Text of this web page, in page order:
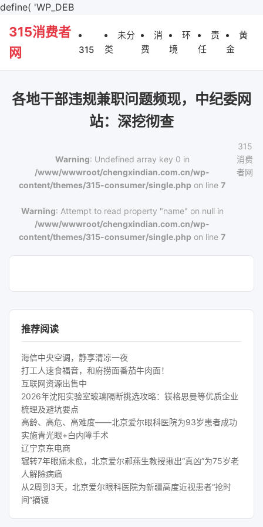
define( 'WP_DEB
315消费者
网
315
未分
类
消
费
环
境
责
任
黄
金
各地干部违规兼职问题频现，中纪委网
站：深挖彻查
Warning: Undefined array key 0 in
/www/wwwroot/chengxindian.com.cn/wp-
content/themes/315-consumer/single.php on line7
Warning: Attempt to read property "name" on null in
/www/wwwroot/chengxindian.com.cn/wp-
content/themes/315-consumer/single.php on line7
315
消费
者网
推荐阅读
海信中央空调，静享清凉一夜
打工人速食福音，和府捞面番茄牛肉面！
互联网资源出售中
2026年沈阳实验室玻璃隔断挑选攻略：镁格思曼等优质企业
梳理及避坑要点
高龄、高危、高难度——北京爱尔眼科医院为93岁患者成功
实施青光眼+白内障手术
辽宁京东电商
辗转7年眼痛未愈，北京爱尔郝燕生教授揪出“真凶”为75岁老
人解除病痛
从2周到3天，北京爱尔眼科医院为新疆高度近视患者“抢时
间”摘镜